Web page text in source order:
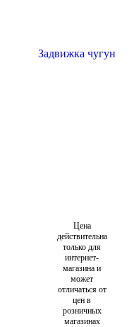
Цена
действительна
только для
интернет-
магазина и
может
отличаться от
цен в
розничных
магазинах